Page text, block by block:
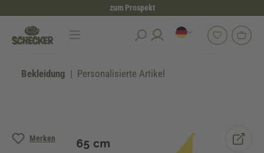
zum Prospekt
Bekleidung Personalisierte Artikel
Merken
Bildergalerie überspringen